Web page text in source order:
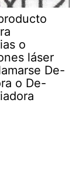
o
láser
De-
o De-